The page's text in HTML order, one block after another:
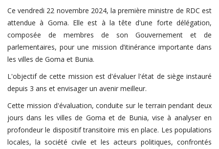
Ce vendredi 22 novembre 2024, la première ministre de RDC est
attendue à Goma. Elle est à la tête d'une forte délégation,
composée de membres de son Gouvernement et de
parlementaires, pour une mission d’itinérance importante dans
les villes de Goma et Bunia.
L'objectif de cette mission est d'évaluer l'état de siège instauré
depuis 3 ans et envisager un avenir meilleur.
Cette mission d'évaluation, conduite sur le terrain pendant deux
jours dans les villes de Goma et de Bunia, vise à analyser en
profondeur le dispositif transitoire mis en place. Les populations
locales, la société civile et les acteurs politiques, confrontés